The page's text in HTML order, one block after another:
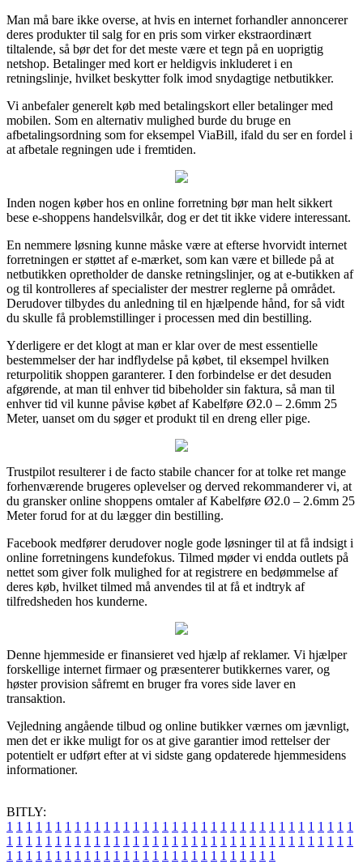
Man må bare ikke overse, at hvis en internet forhandler annoncerer
deres produkter til salg for en pris som virker ekstraordinært
tiltalende, så bør det for det meste være et tegn på en uoprigtig
netshop. Betalinger med kort er heldigvis inkluderet i en
retningslinje, hvilket beskytter folk imod snydagtige netbutikker.
Vi anbefaler generelt køb med betalingskort eller betalinger med
mobilen. Som en alternativ mulighed burde du bruge en
afbetalingsordning som for eksempel ViaBill, ifald du ser en fordel i
at afbetale regningen ude i fremtiden.
Inden nogen køber hos en online forretning bør man helt sikkert
bese e-shoppens handelsvilkår, dog er det tit ikke videre interessant.
En nemmere løsning kunne måske være at efterse hvorvidt internet
forretningen er støttet af e-mærket, som kan være et billede på at
netbutikken opretholder de danske retningslinjer, og at e-butikken af
og til kontrolleres af specialister der mestrer reglerne på området.
Derudover tilbydes du anledning til en hjælpende hånd, for så vidt
du skulle få problemstillinger i processen med din bestilling.
Yderligere er det klogt at man er klar over de mest essentielle
bestemmelser der har indflydelse på købet, til eksempel hvilken
returpolitik shoppen garanterer. I den forbindelse er det desuden
afgørende, at man til enhver tid bibeholder sin faktura, så man til
enhver tid vil kunne påvise købet af Kabelføre Ø2.0 – 2.6mm 25
Meter, uanset om du søger et produkt til en dreng eller pige.
Trustpilot resulterer i de facto stabile chancer for at tolke ret mange
forhenværende brugeres oplevelser og derved rekommanderer vi, at
du gransker online shoppens omtaler af Kabelføre Ø2.0 – 2.6mm 25
Meter forud for at du lægger din bestilling.
Facebook medfører derudover nogle gode løsninger til at få indsigt i
online forretningens kundefokus. Tilmed møder vi endda outlets på
nettet som giver folk mulighed for at registrere en bedømmelse af
deres køb, hvilket tilmed må anvendes til at få et indtryk af
tilfredsheden hos kunderne.
Denne hjemmeside er finansieret ved hjælp af reklamer. Vi hjælper
forskellige internet firmaer og præsenterer butikkernes varer, og
høster provision såfremt en bruger fra vores side laver en
transaktion.
Vejledning angående tilbud og online butikker værnes om jævnligt,
men det er ikke muligt for os at give garantier imod rettelser der
potentielt er udført efter at vi sidste gang opdaterede hjemmesidens
informationer.
BITLY:
1 1 1 1 1 1 1 1 1 1 1 1 1 1 1 1 1 1 1 1 1 1 1 1 1 1 1 1 1 1 1 1 1 1 1 1
1 1 1 1 1 1 1 1 1 1 1 1 1 1 1 1 1 1 1 1 1 1 1 1 1 1 1 1 1 1 1 1 1 1 1 1
1 1 1 1 1 1 1 1 1 1 1 1 1 1 1 1 1 1 1 1 1 1 1 1 1 1 1 1